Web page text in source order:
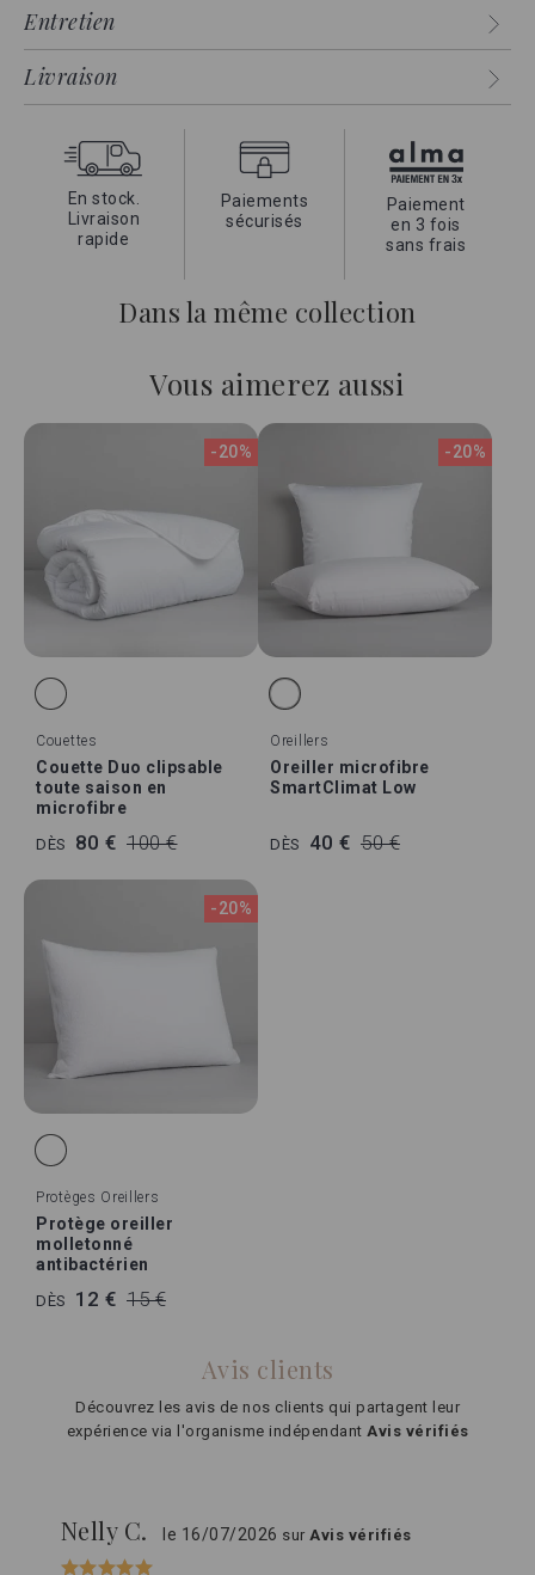
Vendue aux plus grands hôtels, cette collection apportera
sommeil 5 étoiles
Entretien
Livraison
En stock.
Livraison
rapide
Paiements
sécurisés
Paiement
en 3 fois
sans frais
Dans la même collection
Vous aimerez aussi
-20%
Couettes
Couette Duo clipsable
toute saison en
microfibre
DÈS 80 € 100 €
-20%
Oreillers
Oreiller microfibre
SmartClimat Low
DÈS 40 € 50 €
-20%
Protèges Oreillers
Protège oreiller
molletonné
antibactérien
DÈS 12 € 15 €
Avis clients
Découvrez les avis de nos clients qui partagent leur
expérience via l'organisme indépendant Avis vérifiés
Nelly C. le 16/07/2026 surAvis vérifiés